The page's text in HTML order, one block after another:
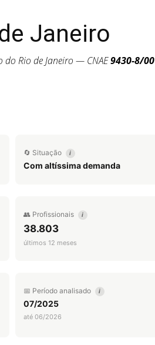
Janeiro
do Rio de Janeiro — CNAE9430-8/00
🔄 Situação i
Com altíssima demanda
👥 Profissionais i
38.803
últimos 12 meses
📅 Período analisado i
07/2025
até 06/2026